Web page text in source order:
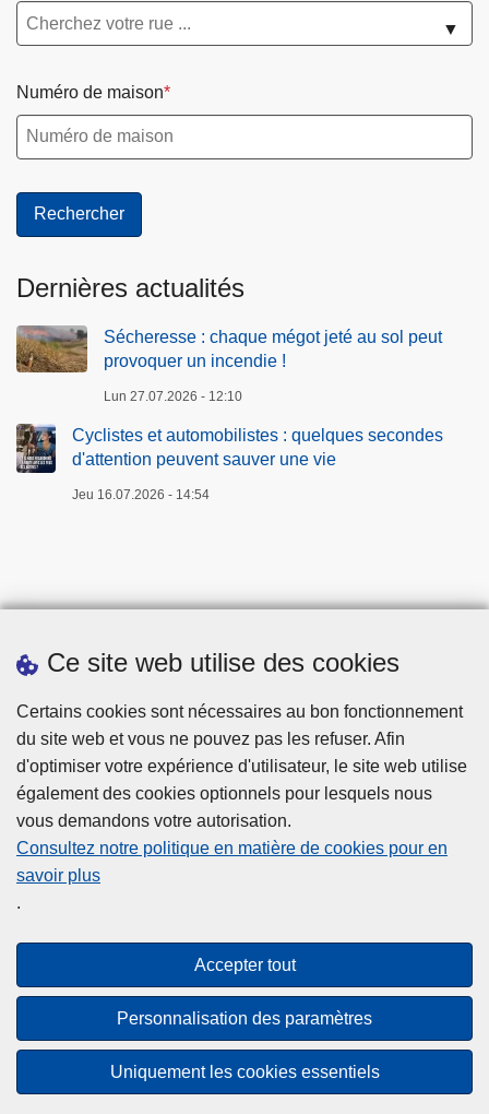
Ce site web utilise des cookies
Certains cookies sont nécessaires au bon fonctionnement
du site web et vous ne pouvez pas les refuser. Afin
d'optimiser votre expérience d'utilisateur, le site web utilise
également des cookies optionnels pour lesquels nous
vous demandons votre autorisation.
Consultez notre politique en matière de cookies pour en
savoir plus
.
Accepter tout
Personnalisation des paramètres
Uniquement les cookies essentiels
▼
Numéro de maison
Dernières actualités
Sécheresse : chaque mégot jeté au sol peut
provoquer un incendie !
Lun 27.07.2026 - 12:10
Cyclistes et automobilistes : quelques secondes
d'attention peuvent sauver une vie
Jeu 16.07.2026 - 14:54
Téléchargements
Cookies
Accessibilité
© 2026 Police.be